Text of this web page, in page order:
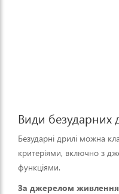
Види безударних
Безударні дрилі можна
критеріями, включно з
функціями.
За джерелом живлення